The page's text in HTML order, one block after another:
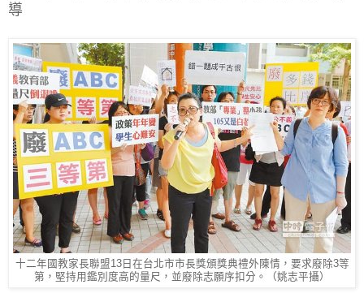
導
十二年國教家長聯盟13日在台北市市長獎頒獎典禮外陳情，要求廢除3等
第，堅持用鑑別度高的量尺，並廢除志願序扣分。（姚志平攝）